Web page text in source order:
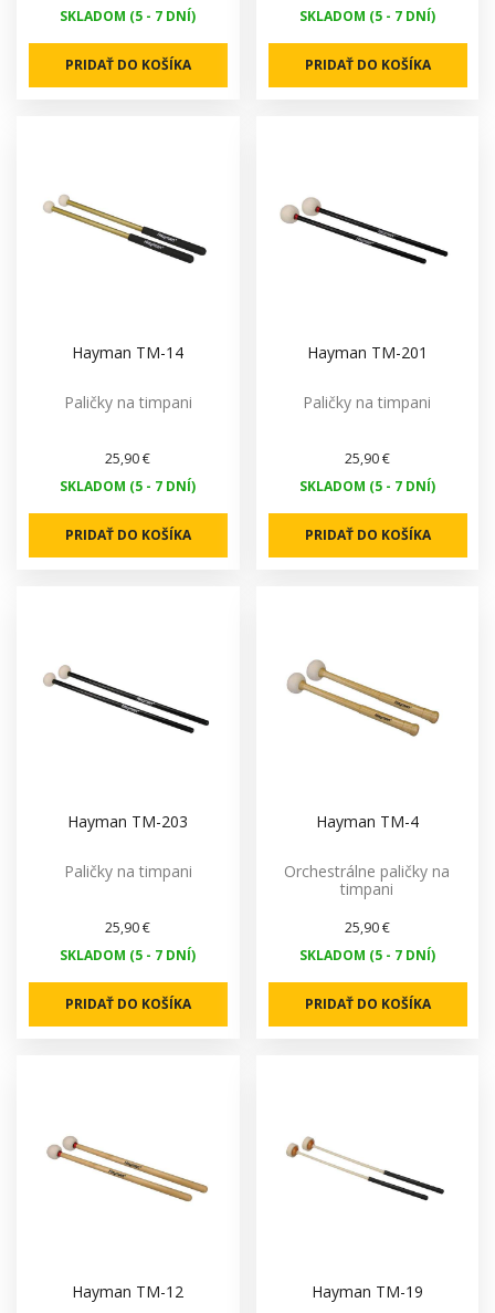
SKLADOM (5 - 7 DNÍ)
PRIDAŤ DO KOŠÍKA
SKLADOM (5 - 7 DNÍ)
PRIDAŤ DO KOŠÍKA
Hayman TM-14
Paličky na timpani
25,90 €
SKLADOM (5 - 7 DNÍ)
PRIDAŤ DO KOŠÍKA
Hayman TM-201
Paličky na timpani
25,90 €
SKLADOM (5 - 7 DNÍ)
PRIDAŤ DO KOŠÍKA
Hayman TM-203
Paličky na timpani
25,90 €
SKLADOM (5 - 7 DNÍ)
PRIDAŤ DO KOŠÍKA
Hayman TM-4
Orchestrálne paličky na
timpani
25,90 €
SKLADOM (5 - 7 DNÍ)
PRIDAŤ DO KOŠÍKA
Hayman TM-12 Hayman TM-19